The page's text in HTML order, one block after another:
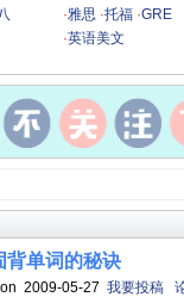
·雅思 ·托福 ·GRE
·英语美文
背单词的秘诀
2009-05-27 我要投稿